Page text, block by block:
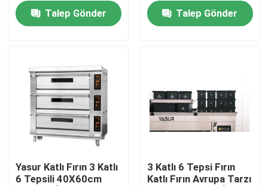
Fırın Katlı Fırın
Ekmek Fırını
Fırın Konveksiyonlu Fırın
Hamur Geciktirici Mayalayıcı
Helezon Hamur Mikseri
Tepsiler İçin
Talep Gönder
Talep Gönder
Yasur Katlı Fırın 3 Katlı
6 Tepsili 40X60cm
3 Katlı 6 Tepsi Fırın
Katlı Fırın Avrupa Tarzı